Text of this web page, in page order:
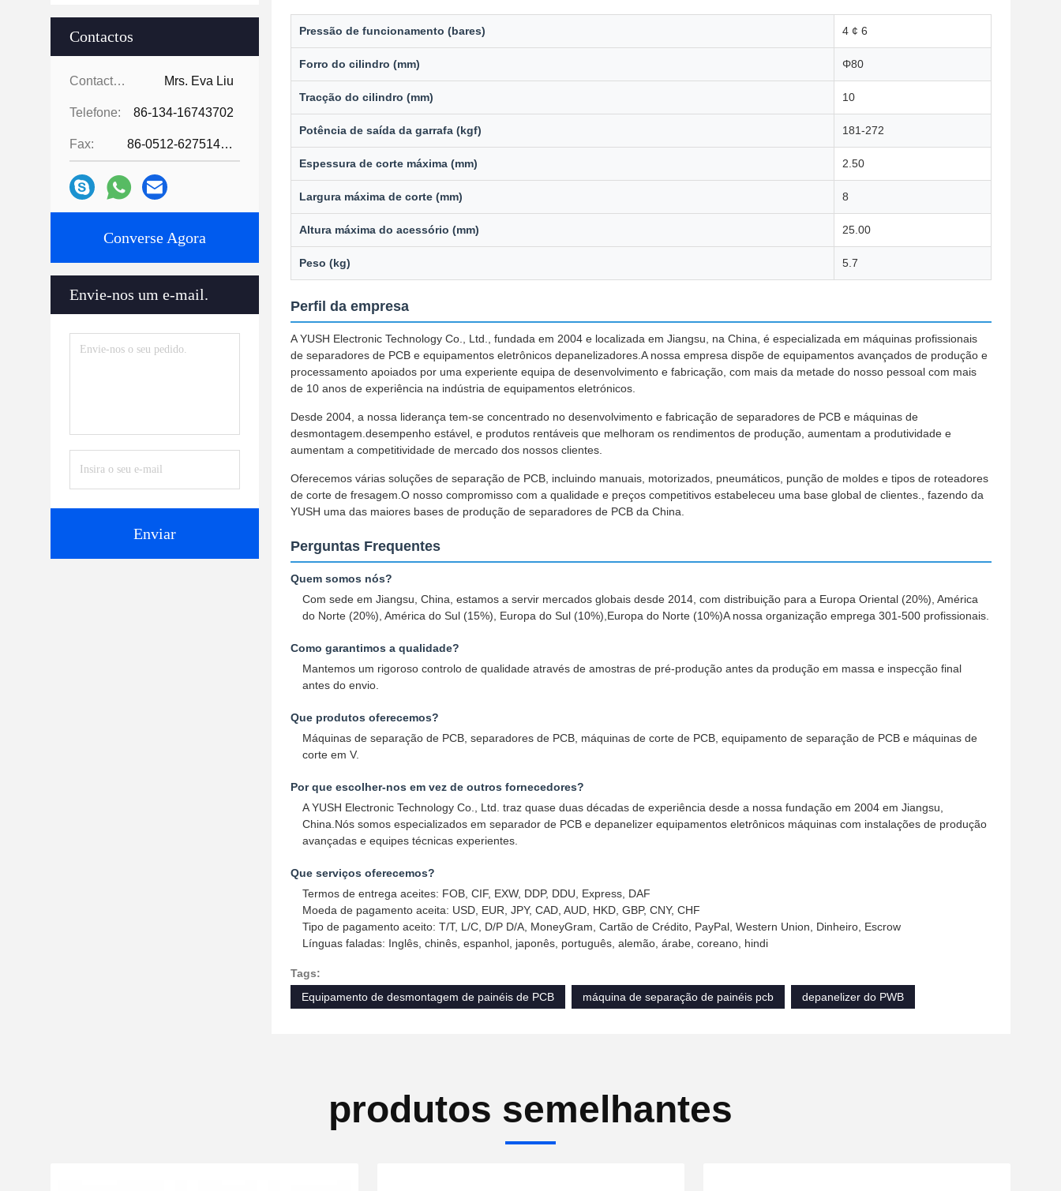
Contactos
Contactos: Mrs. Eva Liu
Telefone: 86-134-16743702
Fax: 86-0512-62751429
Converse Agora
Envie-nos um e-mail.
Enviar
Pressão de funcionamento (bares) 4 ¢ 6
Forro do cilindro (mm) Φ80
Tracção do cilindro (mm) 10
Potência de saída da garrafa (kgf) 181-272
Espessura de corte máxima (mm) 2.50
Largura máxima de corte (mm) 8
Altura máxima do acessório (mm) 25.00
Peso (kg) 5.7
Perfil da empresa
A YUSH Electronic Technology Co., Ltd., fundada em 2004 e localizada em Jiangsu, na China, é especializada em máquinas profissionais
de separadores de PCB e equipamentos eletrônicos depanelizadores.A nossa empresa dispõe de equipamentos avançados de produção e
processamento apoiados por uma experiente equipa de desenvolvimento e fabricação, com mais da metade do nosso pessoal com mais
de 10 anos de experiência na indústria de equipamentos eletrónicos.
Desde 2004, a nossa liderança tem-se concentrado no desenvolvimento e fabricação de separadores de PCB e máquinas de
desmontagem.desempenho estável, e produtos rentáveis que melhoram os rendimentos de produção, aumentam a produtividade e
aumentam a competitividade de mercado dos nossos clientes.
Oferecemos várias soluções de separação de PCB, incluindo manuais, motorizados, pneumáticos, punção de moldes e tipos de roteadores
de corte de fresagem.O nosso compromisso com a qualidade e preços competitivos estabeleceu uma base global de clientes., fazendo da
YUSH uma das maiores bases de produção de separadores de PCB da China.
Perguntas Frequentes
Quem somos nós?
Com sede em Jiangsu, China, estamos a servir mercados globais desde 2014, com distribuição para a Europa Oriental (20%), América
do Norte (20%), América do Sul (15%), Europa do Sul (10%),Europa do Norte (10%)A nossa organização emprega 301-500 profissionais.
Como garantimos a qualidade?
Mantemos um rigoroso controlo de qualidade através de amostras de pré-produção antes da produção em massa e inspecção final
antes do envio.
Que produtos oferecemos?
Máquinas de separação de PCB, separadores de PCB, máquinas de corte de PCB, equipamento de separação de PCB e máquinas de
corte em V.
Por que escolher-nos em vez de outros fornecedores?
A YUSH Electronic Technology Co., Ltd. traz quase duas décadas de experiência desde a nossa fundação em 2004 em Jiangsu,
China.Nós somos especializados em separador de PCB e depanelizer equipamentos eletrônicos máquinas com instalações de produção
avançadas e equipes técnicas experientes.
Que serviços oferecemos?
Termos de entrega aceites: FOB, CIF, EXW, DDP, DDU, Express, DAF
Moeda de pagamento aceita: USD, EUR, JPY, CAD, AUD, HKD, GBP, CNY, CHF
Tipo de pagamento aceito: T/T, L/C, D/P D/A, MoneyGram, Cartão de Crédito, PayPal, Western Union, Dinheiro, Escrow
Línguas faladas: Inglês, chinês, espanhol, japonês, português, alemão, árabe, coreano, hindi
Tags:
Equipamento de desmontagem de painéis de PCB
máquina de separação de painéis pcb depanelizer do PWB
produtos semelhantes